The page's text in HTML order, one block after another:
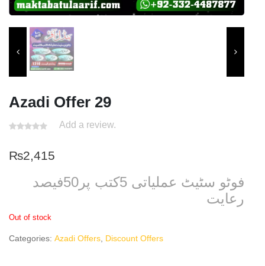
Azadi Offer 29
Add a review.
₨2,415
فوٹو سٹیٹ عملیاتی 5کتب پر50فیصد
رعایت
Out of stock
Categories: Azadi Offers Discount Offers